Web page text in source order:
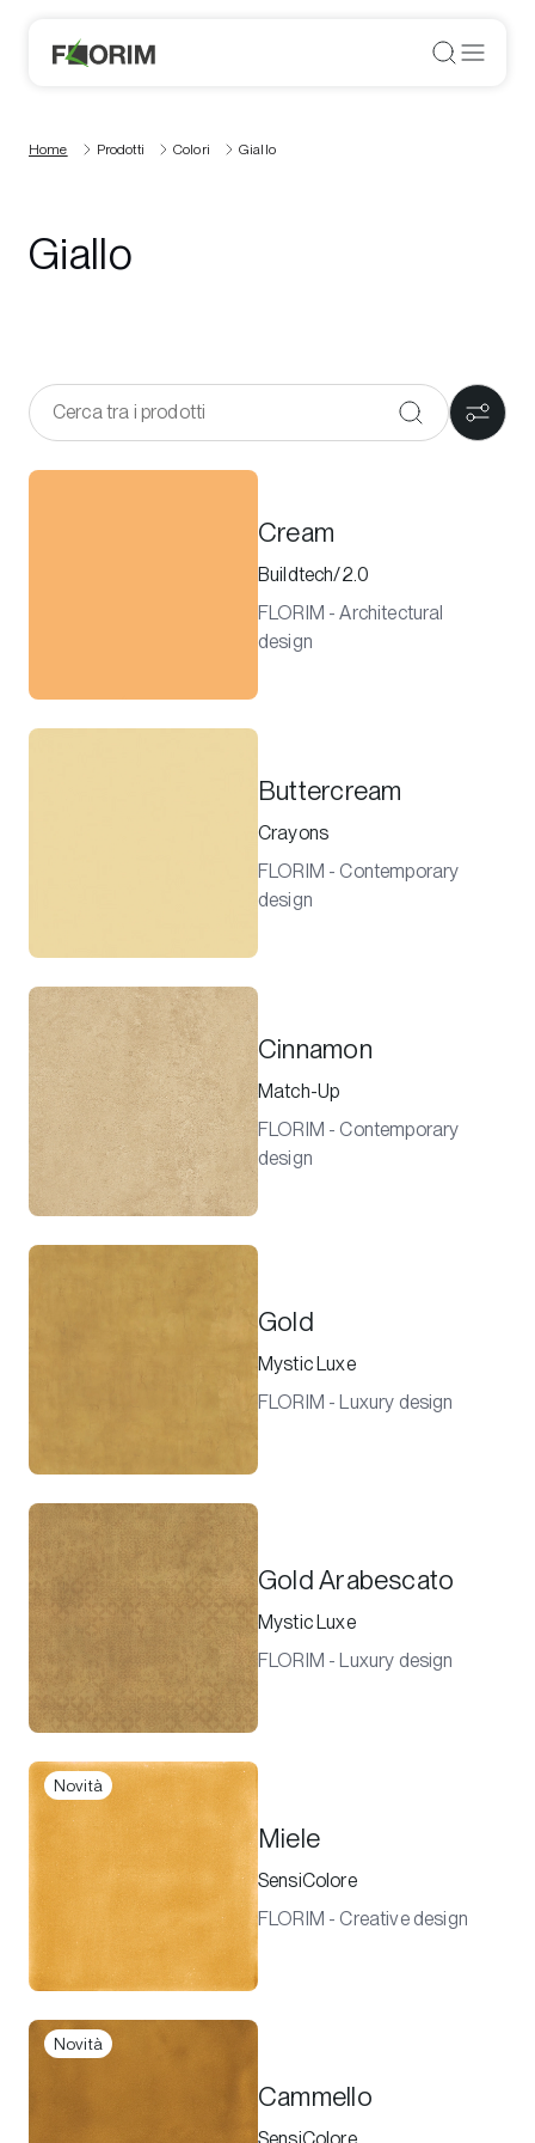
Home Prodotti Colori Giallo
Giallo
Cream
Buildtech/2.0
FLORIM - Architectural
design
Buttercream
Crayons
FLORIM - Contemporary
design
Cinnamon
Match-Up
FLORIM - Contemporary
design
Gold
Mystic Luxe
FLORIM - Luxury design
Gold Arabescato
Mystic Luxe
FLORIM - Luxury design
Novità
Miele
SensiColore
FLORIM - Creative design
Novità
Cammello